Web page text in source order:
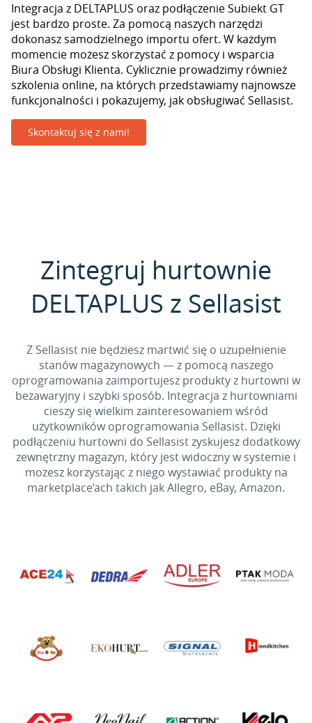
Integracja z DELTAPLUS oraz podłączenie Subiekt GT
jest bardzo proste. Za pomocą naszych narzędzi
dokonasz samodzielnego importu ofert. W każdym
momencie możesz skorzystać z pomocy i wsparcia
Biura Obsługi Klienta. Cyklicznie prowadzimy również
szkolenia online, na których przedstawiamy najnowsze
funkcjonalności i pokazujemy, jak obsługiwać Sellasist.
Skontaktuj się z nami!
Zintegruj hurtownie
DELTAPLUS z Sellasist
Z Sellasist nie będziesz martwić się o uzupełnienie
stanów magazynowych — z pomocą naszego
oprogramowania zaimportujesz produkty z hurtowni w
bezawaryjny i szybki sposób. Integracja z hurtowniami
cieszy się wielkim zainteresowaniem wśród
użytkowników oprogramowania Sellasist. Dzięki
podłączeniu hurtowni do Sellasist zyskujesz dodatkowy
zewnętrzny magazyn, który jest widoczny w systemie i
możesz korzystając z niego wystawiać produkty na
marketplace’ach takich jak Allegro, eBay, Amazon.